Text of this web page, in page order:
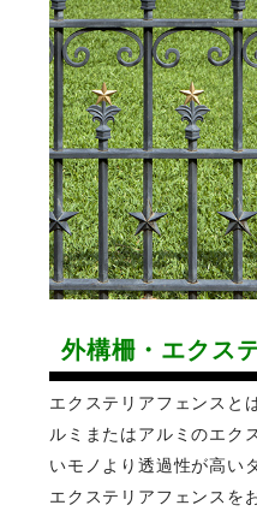
外構柵・エクス
エクステリアフェンスと
ルミまたはアルミのエク
いモノより透過性が高い
エクステリアフェンスを